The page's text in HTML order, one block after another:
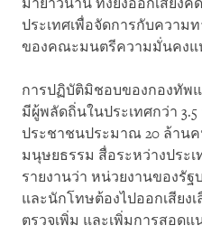
มายาวนาน ทั้งยังออกเสียง
ประเทศเพื่อจัดการกับควา
ของคณะมนตรีความมั่นคงแ
การปฏิบัติมิชอบของกองทัพ
มีผู้พลัดถิ่นในประเทศกว่า
ประชาชนประมาณ 20 ล้าน
มนุษยธรรม สื่อระหว่างประ
รายงานว่า หน่วยงานของรั
และนักโทษต้องไปออกเสียง
ตรวจเพิ่ม และเพิ่มการสอด